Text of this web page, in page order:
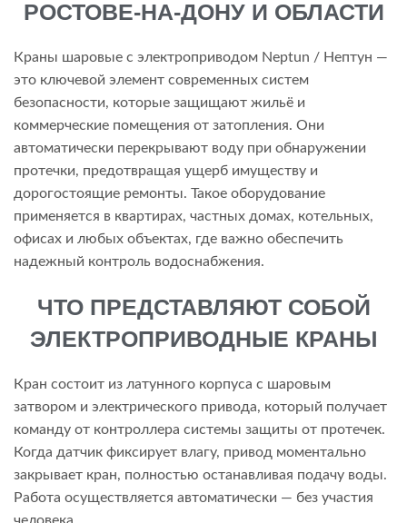
РОСТОВЕ-НА-ДОНУ И ОБЛАСТИ
Краны шаровые с электроприводом Neptun / Нептун —
это ключевой элемент современных систем
безопасности, которые защищают жильё и
коммерческие помещения от затопления. Они
автоматически перекрывают воду при обнаружении
протечки, предотвращая ущерб имуществу и
дорогостоящие ремонты. Такое оборудование
применяется в квартирах, частных домах, котельных,
офисах и любых объектах, где важно обеспечить
надежный контроль водоснабжения.
ЧТО ПРЕДСТАВЛЯЮТ СОБОЙ
ЭЛЕКТРОПРИВОДНЫЕ КРАНЫ
Кран состоит из латунного корпуса с шаровым
затвором и электрического привода, который получает
команду от контроллера системы защиты от протечек.
Когда датчик фиксирует влагу, привод моментально
закрывает кран, полностью останавливая подачу воды.
Работа осуществляется автоматически — без участия